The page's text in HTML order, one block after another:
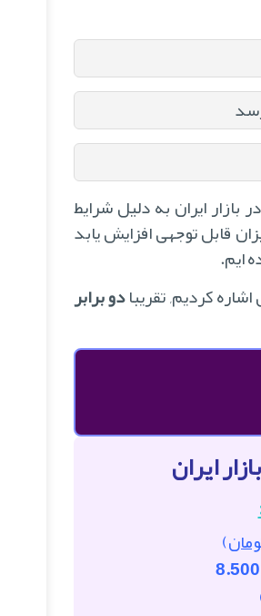
بازار ایران به دلیل شرایط
قابل توجهی افزایش یابد
ایم.
کردیم, تقریبادو برابر
ایران
)